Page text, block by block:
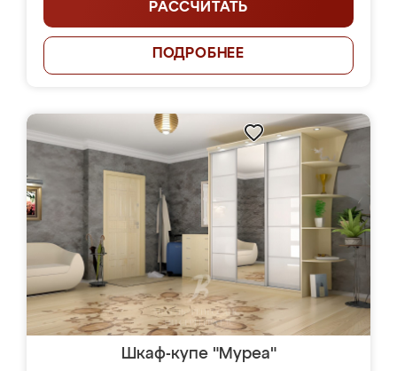
РАССЧИТАТЬ
ПОДРОБНЕЕ
Шкаф-купе "Муреа"